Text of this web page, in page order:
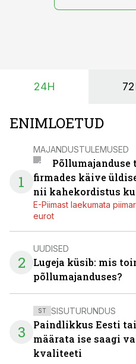
surub börsihinna madalaks
24H
ENIMLOETUD
1
MAJANDUSTULEMUSED
firmades käive
nii kahekordistus
E-Piimast laekumata
eurot
2
UUDISED
Lugeja küsib: mis
põllumajanduses?
3
ST SISUTURUNDUS
Paindlikkus Eesti
määrata ise saagi
kvaliteeti